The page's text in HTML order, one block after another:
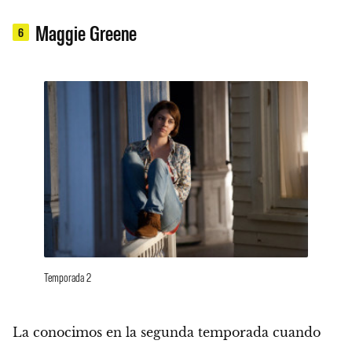
6 Maggie Greene
Temporada 2
La conocimos en la segunda temporada cuando